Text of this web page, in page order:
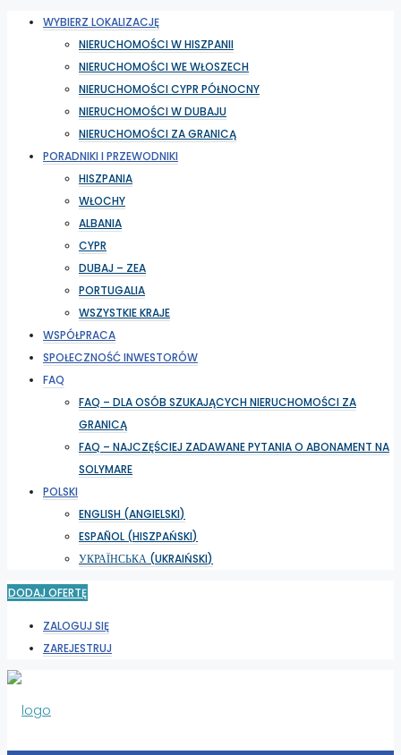
WYBIERZ LOKALIZACJĘ
NIERUCHOMOŚCI W HISZPANII
NIERUCHOMOŚCI WE WŁOSZECH
NIERUCHOMOŚCI CYPR PÓŁNOCNY
NIERUCHOMOŚCI W DUBAJU
NIERUCHOMOŚCI ZA GRANICĄ
PORADNIKI I PRZEWODNIKI
HISZPANIA
WŁOCHY
ALBANIA
CYPR
DUBAJ – ZEA
PORTUGALIA
WSZYSTKIE KRAJE
WSPÓŁPRACA
SPOŁECZNOŚĆ INWESTORÓW
FAQ
FAQ – DLA OSÓB SZUKAJĄCYCH NIERUCHOMOŚCI ZA
GRANICĄ
FAQ – NAJCZĘŚCIEJ ZADAWANE PYTANIA O ABONAMENT NA
SOLYMARE
POLSKI
ENGLISH (ANGIELSKI)
ESPAÑOL (HISZPAŃSKI)
УКРАЇНСЬКА (UKRAIŃSKI)
DODAJ OFERTĘ
ZALOGUJ SIĘ
ZAREJESTRUJ